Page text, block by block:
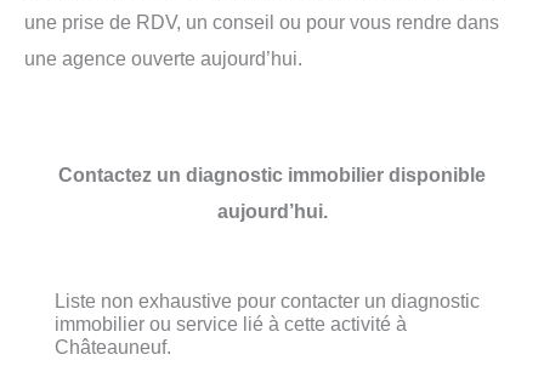
une prise de RDV, un conseil ou pour vous rendre dans
une agence ouverte aujourd’hui.
Contactez un diagnostic immobilier disponible
aujourd’hui.
Liste non exhaustive pour contacter un diagnostic
immobilier ou service lié à cette activité à
Châteauneuf.